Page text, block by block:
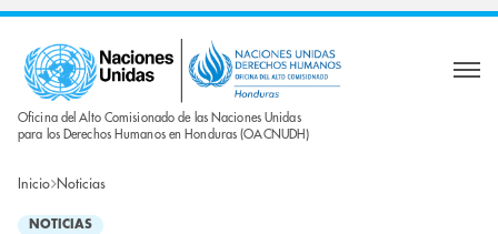
Oficina del Alto Comisionado de las Naciones Unidas
para los Derechos Humanos en Honduras (OACNUDH)
Inicio Noticias
NOTICIAS